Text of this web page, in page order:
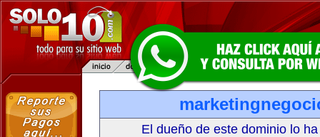
El dueño de este dominio lo